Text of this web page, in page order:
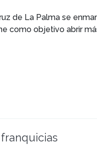
de La Palma se
como objetivo abrir